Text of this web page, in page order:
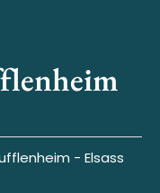
- Elsass